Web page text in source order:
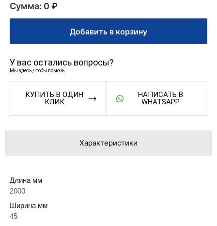
Сумма: 0 ₽
Добавить в корзину
У вас остались вопросы?
Мы здесь, чтобы помочь
КУПИТЬ В ОДИН
КЛИК
НАПИСАТЬ В
WHATSAPP
Характеристики
Длина мм
2000
Ширина мм
45